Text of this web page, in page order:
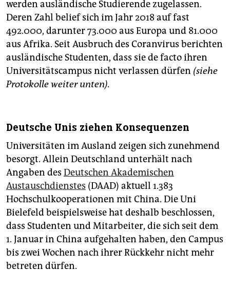
werden ausländische Studierende zugelassen.
Deren Zahl belief sich im Jahr 2018 auf fast
492.000, darunter 73.000 aus Europa und 81.000
aus Afrika. Seit Ausbruch des Coranvirus berichten
ausländische Studenten, dass sie de facto ihren
Universitätscampus nicht verlassen dürfen (siehe
Protokolle weiter unten).
Deutsche Unis ziehen Konsequenzen
Universitäten im Ausland zeigen sich zunehmend
besorgt. Allein Deutschland unterhält nach
Angaben des Deutschen Akademischen
Austauschdienstes (DAAD) aktuell 1.383
Hochschulkooperationen mit China. Die Uni
Bielefeld beispielsweise hat deshalb beschlossen,
dass Studenten und Mitarbeiter, die sich seit dem
1. Januar in China aufgehalten haben, den Campus
bis zwei Wochen nach ihrer Rückkehr nicht mehr
betreten dürfen.